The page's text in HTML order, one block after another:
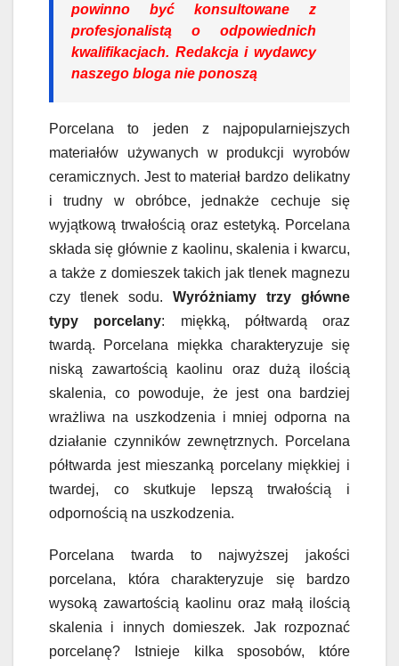
powinno być konsultowane z
profesjonalistą o odpowiednich
kwalifikacjach. Redakcja i wydawcy
naszego bloga nie ponoszą
Porcelana to jeden z najpopularniejszych
materiałów używanych w produkcji wyrobów
ceramicznych. Jest to materiał bardzo delikatny
i trudny w obróbce, jednakże cechuje się
wyjątkową trwałością oraz estetyką. Porcelana
składa się głównie z kaolinu, skalenia i kwarcu,
a także z domieszek takich jak tlenek magnezu
czy tlenek sodu. Wyróżniamy trzy główne
typy porcelany: miękką, półtwardą oraz
twardą. Porcelana miękka charakteryzuje się
niską zawartością kaolinu oraz dużą ilością
skalenia, co powoduje, że jest ona bardziej
wrażliwa na uszkodzenia i mniej odporna na
działanie czynników zewnętrznych. Porcelana
półtwarda jest mieszanką porcelany miękkiej i
twardej, co skutkuje lepszą trwałością i
odpornością na uszkodzenia.
Porcelana twarda to najwyższej jakości
porcelana, która charakteryzuje się bardzo
wysoką zawartością kaolinu oraz małą ilością
skalenia i innych domieszek. Jak rozpoznać
porcelanę? Istnieje kilka sposobów, które